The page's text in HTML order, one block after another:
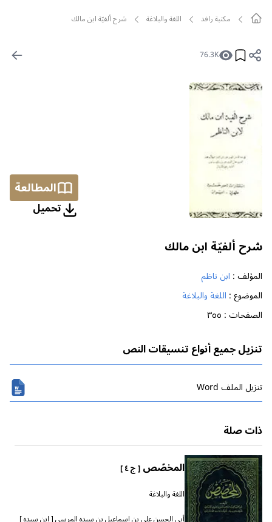
مکتبة رافد اللغة والبلاغة شرح ألفيّة ابن مالك
76.3K
المطالعة
تحمیل
شرح ألفيّة ابن مالك
المؤلف : ابن ناظم
الموضوع : اللغة والبلاغة
الصفحات : ٣٥٥
تنزيل جميع أنواع تنسيقات النص
تنزیل الملف Word
ذات صلة
المخصّص[ ج ٤ ]
اللغة والبلاغة